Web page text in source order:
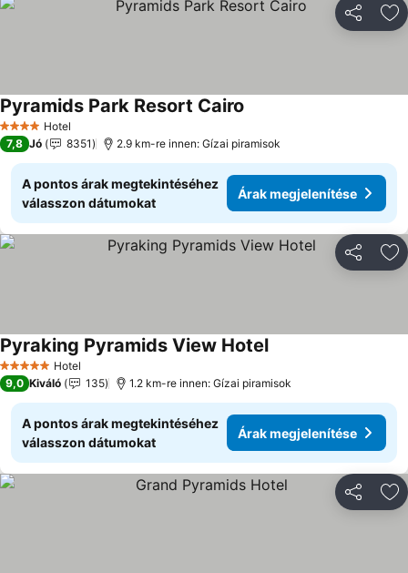
4 KategóriaHotel
Pyramids Park Resort Cairo
7,8 Jó 8351 2.9 km-re innen: Gízai piramisok
A pontos árak megtekintéséhez
válasszon dátumokat
Árak megjelenítése
5 KategóriaHotel
Pyraking Pyramids View HotelÁrak megjelenítése
9,0 Kiváló 135 1.2 km-re innen: Gízai piramisok
A pontos árak megtekintéséhez
válasszon dátumokat
Árak megjelenítése